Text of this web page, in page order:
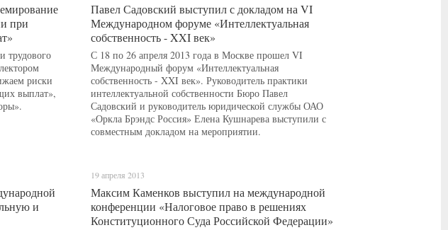
при
трудового
риски
выплат»,
Павел Садовский выступил с докладом на VI
Международном форуме «Интеллектуальная
собственность - XXI век»
С 18 по 26 апреля 2013 года в Москве прошел VI
Международный форум «Интеллектуальная
собственность - XXI век». Руководитель практики
интеллектуальной собственности Бюро Павел
Садовский и руководитель юридической службы ОАО
«Оркла Брэндс Россия» Елена Кушнарева выступили с
совместным докладом на мероприятии.
и
19 апреля 2013
Максим Каменков выступил на международной
конференции «Налоговое право в решениях
Конституционного Суда Российской Федерации»